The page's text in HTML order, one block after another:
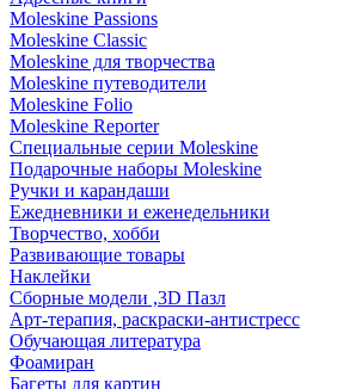
Moleskine Passions
Moleskine Classic
Moleskine для творчества
Moleskine путеводители
Moleskine Folio
Moleskine Reporter
Специальные серии Moleskine
Подарочные наборы Moleskine
Ручки и карандаши
Ежедневники и еженедельники
Творчество, хобби
Развивающие товары
Наклейки
Сборные модели ,3D Пазл
Арт-терапия, раскраски-антистресс
Обучающая литература
Фоамиран
Багеты для картин